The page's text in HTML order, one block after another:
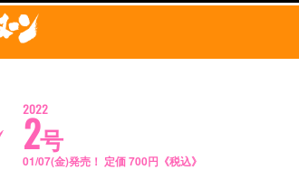
2022
2号
01/07(金)発売！ 定価 700円《税込》